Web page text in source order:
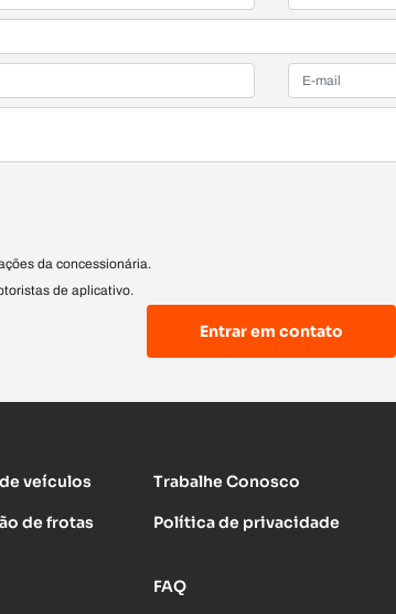
da concessionária.
de aplicativo.
Entrar em contato
veículos
de frotas
Trabalhe Conosco
Política de privacidade
FAQ